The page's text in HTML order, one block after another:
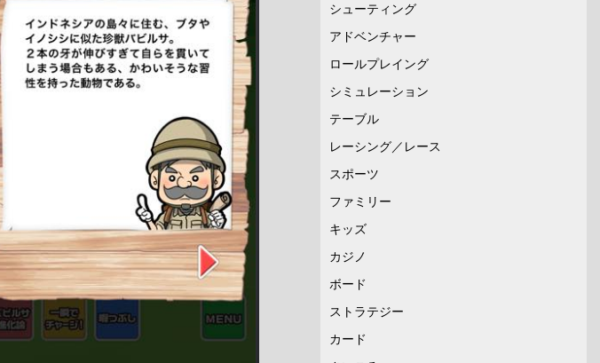
シューティング
アドベンチャー
ロールプレイング
シミュレーション
テーブル
レーシング／レース
スポーツ
ファミリー
キッズ
カジノ
ボード
ストラテジー
カード